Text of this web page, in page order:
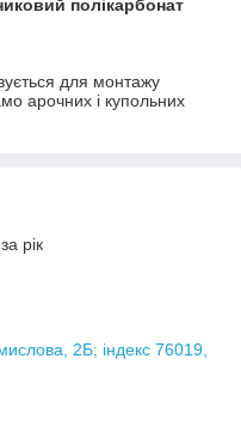
полікарбонат
для монтажу
арочних і купольних
рік
2Б; індекс 76019,